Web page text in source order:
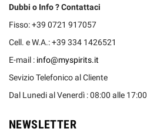
Dubbi o Info ? Contattaci
Fisso: +39 0721 917057
Cell. e W.A.: +39 334 1426521
E-mail : info@myspirits.it
Sevizio Telefonico al Cliente
Dal Lunedi al Venerdì : 08:00 alle 17:00
NEWSLETTER